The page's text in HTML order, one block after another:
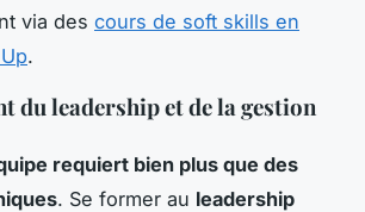
via des cours de soft skills en
.
du leadership et de la gestion
requiert bien plus que des
. Se former au leadership